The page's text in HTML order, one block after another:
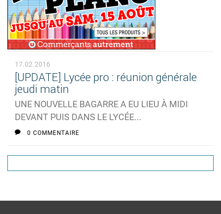
17.02.2016
[UPDATE] Lycée pro : réunion générale
jeudi matin
UNE NOUVELLE BAGARRE A EU LIEU À MIDI
DEVANT PUIS DANS LE LYCÉE...
0 COMMENTAIRE